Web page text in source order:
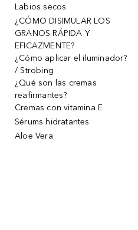
Labios secos
¿CÓMO DISIMULAR LOS
GRANOS RÁPIDA Y
EFICAZMENTE?
¿Cómo aplicar el iluminador?
/ Strobing
¿Qué son las cremas
reafirmantes?
Cremas con vitamina E
Sérums hidratantes
Aloe Vera